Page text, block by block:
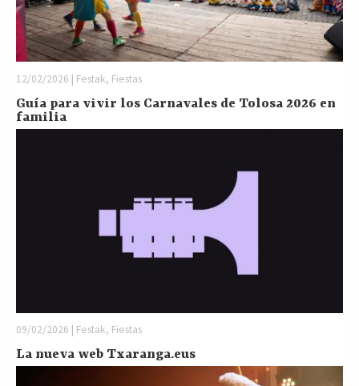
12/02/2026 | Festak, Fiestas
Guía para vivir los Carnavales de Tolosa 2026 en
familia
09/02/2026 | Festak, Fiestas
La nueva web Txaranga.eus